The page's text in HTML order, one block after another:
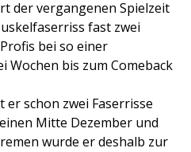
der vergangenen Spielzeit
fast zwei
bei so einer
Wochen bis zum Comeback
er schon zwei Faserrisse
Mitte Dezember und
wurde er deshalb zur